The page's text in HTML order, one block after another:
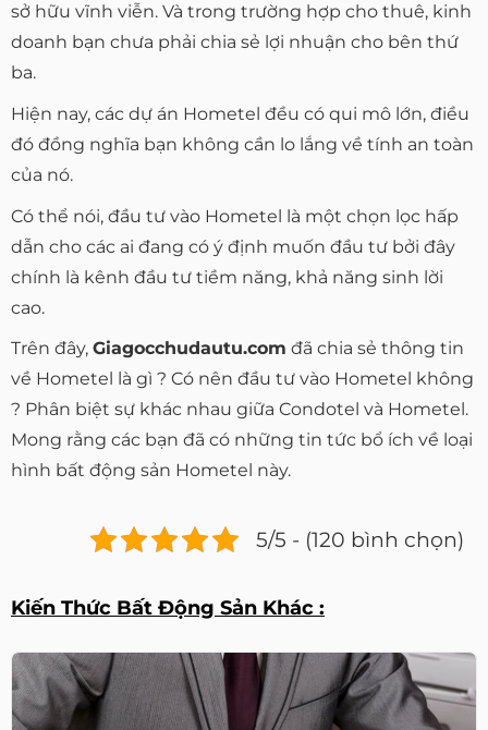
sở hữu vĩnh viễn. Và trong trường hợp cho thuê, kinh
doanh bạn chưa phải chia sẻ lợi nhuận cho bên thứ
ba.
Hiện nay, các dự án Hometel đều có qui mô lớn, điều
đó đồng nghĩa bạn không cần lo lắng về tính an toàn
của nó.
Có thể nói, đầu tư vào Hometel là một chọn lọc hấp
dẫn cho các ai đang có ý định muốn đầu tư bởi đây
chính là kênh đầu tư tiềm năng, khả năng sinh lời
cao.
Trên đây, Giagocchudautu.com đã chia sẻ thông tin
về Hometel là gì ? Có nên đầu tư vào Hometel không
? Phân biệt sự khác nhau giữa Condotel và Hometel.
Mong rằng các bạn đã có những tin tức bổ ích về loại
hình bất động sản Hometel này.
5/5 - (120 bình chọn)
Kiến Thức Bất Động Sản Khác :